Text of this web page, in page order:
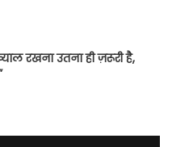
रखना उतना ही ज़रूरी है,